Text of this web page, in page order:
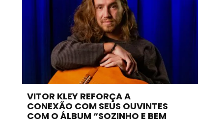
VITOR KLEY REFORÇA A
CONEXÃO COM SEUS OUVINTES
COM O ÁLBUM “SOZINHO E BEM